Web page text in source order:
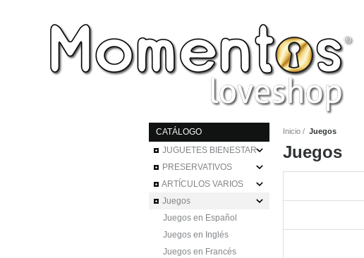
CATÁLOGO
JUGUETES BIENESTAR
PRESERVATIVOS
ARTÍCULOS VARIOS
Juegos
Juegos en Español
Juegos en Inglés
Juegos en Francés
Inicio Juegos
Juegos